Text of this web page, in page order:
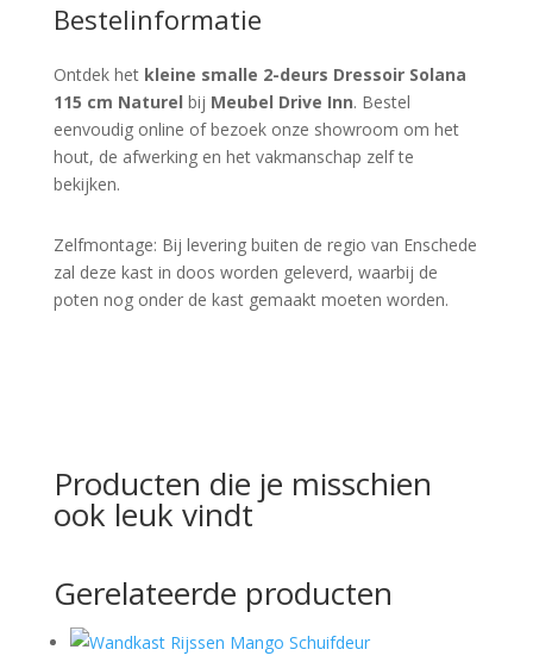
Bestelinformatie
Ontdek het kleine smalle 2-deurs Dressoir Solana
115 cm Naturel bij Meubel Drive Inn. Bestel
eenvoudig online of bezoek onze showroom om het
hout, de afwerking en het vakmanschap zelf te
bekijken.
Zelfmontage: Bij levering buiten de regio van Enschede
zal deze kast in doos worden geleverd, waarbij de
poten nog onder de kast gemaakt moeten worden.
Producten die je misschien
ook leuk vindt
Gerelateerde producten